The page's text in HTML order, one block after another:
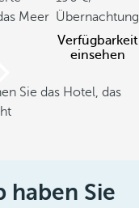
Meer Übernachtung
Verfügbarkeit
einsehen
Sie das Hotel, das
haben Sie